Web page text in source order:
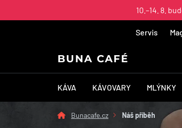
10.–14. 8.
Servis
BUNA CAFÉ
KÁVA KÁVOVARY MLÝNKY
Bunacafe.cz Náš příběh